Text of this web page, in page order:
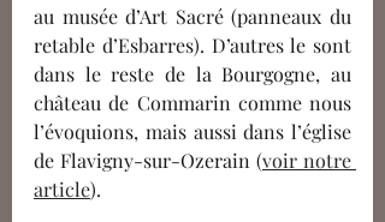
au musée d’Art Sacré (panneaux du
retable d’Esbarres). D’autres le sont
dans le reste de la Bourgogne, au
château de Commarin comme nous
l’évoquions, mais aussi dans l’église
de Flavigny-sur-Ozerain (voir notre
article).